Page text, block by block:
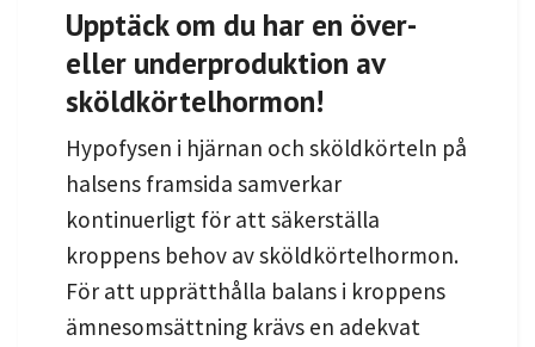
Upptäck om du har en över-
eller underproduktion av
sköldkörtelhormon!
Hypofysen i hjärnan och sköldkörteln på
halsens framsida samverkar
kontinuerligt för att säkerställa
kroppens behov av sköldkörtelhormon.
För att upprätthålla balans i kroppens
ämnesomsättning krävs en adekvat